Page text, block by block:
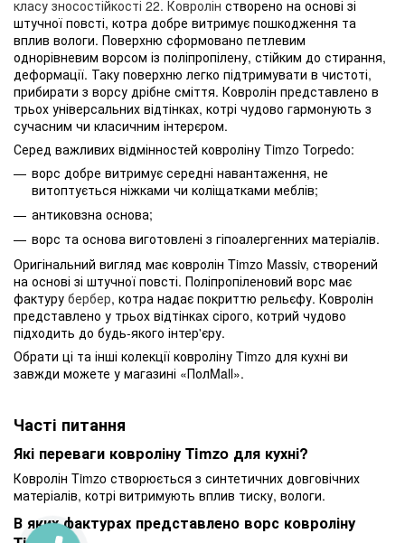
класу зносостійкості 22. Ковролін створено на основі зі
штучної повсті, котра добре витримує пошкодження та
вплив вологи. Поверхню сформовано петлевим
однорівневим ворсом із поліпропілену, стійким до стирання,
деформації. Таку поверхню легко підтримувати в чистоті,
прибирати з ворсу дрібне сміття. Ковролін представлено в
трьох універсальних відтінках, котрі чудово гармонують з
сучасним чи класичним інтерєром.
Серед важливих відмінностей ковроліну Timzo Torpedo:
ворс добре витримує середні навантаження, не
витоптується ніжками чи коліщатками меблів;
антиковзна основа;
ворс та основа виготовлені з гіпоалергенних матеріалів.
Оригінальний вигляд має ковролін Timzo Massiv, створений
на основі зі штучної повсті. Поліпропіленовий ворс має
фактуру бербер, котра надає покриттю рельєфу. Ковролін
представлено у трьох відтінках сірого, котрий чудово
підходить до будь-якого інтер'єру.
Обрати ці та інші колекції ковроліну Timzo для кухні ви
завжди можете у магазині «ПолMall».
Часті питання
Які переваги ковроліну Timzo для кухні?
Ковролін Timzo створюється з синтетичних довговічних
матеріалів, котрі витримують вплив тиску, вологи.
В яких фактурах представлено ворс ковроліну